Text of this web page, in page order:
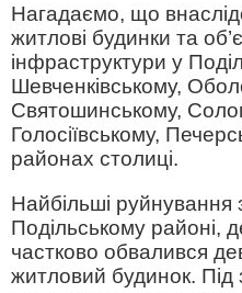
Нагадаємо, що
житлові будинки та
інфраструктури у
Шевченківському,
Святошинському,
Голосіївському,
районах столиці.
Найбільші руйнування
Подільському районі,
частково обвалився
житловий будинок.